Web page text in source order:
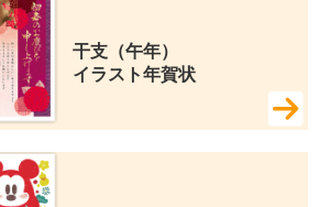
干支（午年）
イラスト年賀状